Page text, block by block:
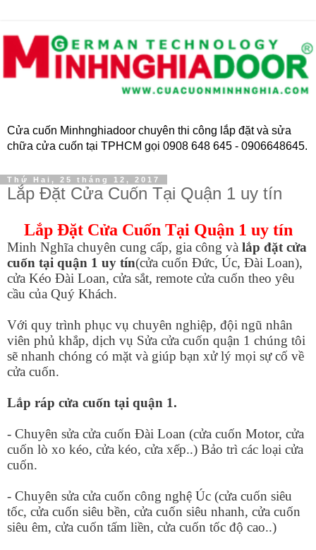
Cửa cuốn Minhnghiadoor chuyên thi công lắp đặt và sửa
chữa cửa cuốn tại TPHCM gọi 0908 648 645 - 0906648645.
Thứ Hai, 25 tháng 12, 2017
Lắp Đặt Cửa Cuốn Tại Quận 1 uy tín
Lắp Đặt Cửa Cuốn Tại Quận 1 uy tín
Minh Nghĩa chuyên cung cấp, gia công và lắp đặt cửa
cuốn tại quận 1 uy tín(cửa cuốn Đức, Úc, Đài Loan),
cửa Kéo Đài Loan, cửa sắt, remote cửa cuốn theo yêu
cầu của Quý Khách.
Với quy trình phục vụ chuyên nghiệp, đội ngũ nhân
viên phủ khắp, dịch vụ Sửa cửa cuốn quận 1 chúng tôi
sẽ nhanh chóng có mặt và giúp bạn xử lý mọi sự cố về
cửa cuốn.
Lắp ráp cửa cuốn tại quận 1.
- Chuyên sửa cửa cuốn Đài Loan (cửa cuốn Motor, cửa
cuốn lò xo kéo, cửa kéo, cửa xếp..) Bảo trì các loại cửa
cuốn.
- Chuyên sửa cửa cuốn công nghệ Úc (cửa cuốn siêu
tốc, cửa cuốn siêu bền, cửa cuốn siêu nhanh, cửa cuốn
siêu êm, cửa cuốn tấm liền, cửa cuốn tốc độ cao..)